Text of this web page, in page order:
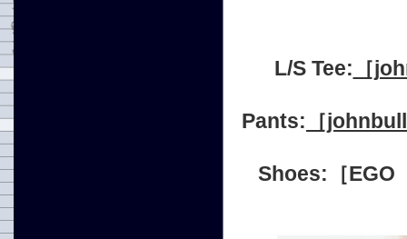
L/S Tee: ［
Pants: ［
Shoes: ［